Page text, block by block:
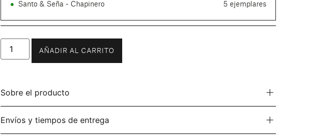
● Santo & Seña - Chapinero 5 ejemplares
AÑADIR AL CARRITO
Sobre el producto
Envíos y tiempos de entrega